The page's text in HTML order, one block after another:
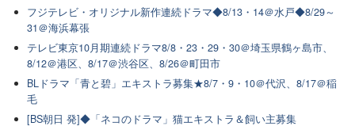
フジテレビ・オリジナル新作連続ドラマ◆8/13・14＠水戸◆8/29～
31＠海浜幕張
テレビ東京10月期連続ドラマ8/8・23・29・30＠埼玉県鶴ヶ島市、
8/12＠港区、8/17＠渋谷区、8/26＠町田市
BLドラマ「青と碧」エキストラ募集★8/7・9・10＠代沢、8/17＠稲
毛
[BS朝日 発]◆「ネコのドラマ」猫エキストラ＆飼い主募集